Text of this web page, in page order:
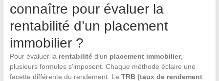
connaître pour évaluer la
rentabilité d’un placement
immobilier ?
Pour évaluer la rentabilitéd’un placement immobilier,
plusieurs formules s’imposent. Chaque méthode éclaire une
facette différente du rendement. Le TRB (taux de rendement